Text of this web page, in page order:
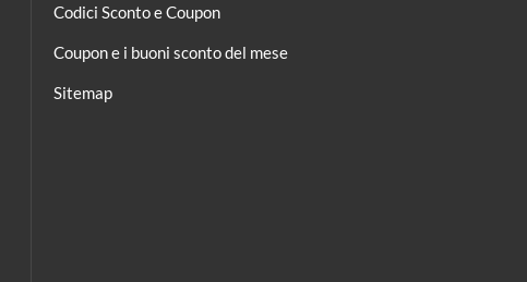
Codici Sconto e Coupon
Coupon e i buoni sconto del mese
Sitemap